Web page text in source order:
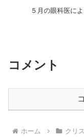
５月の眼科医に
コメント
ホーム クリ